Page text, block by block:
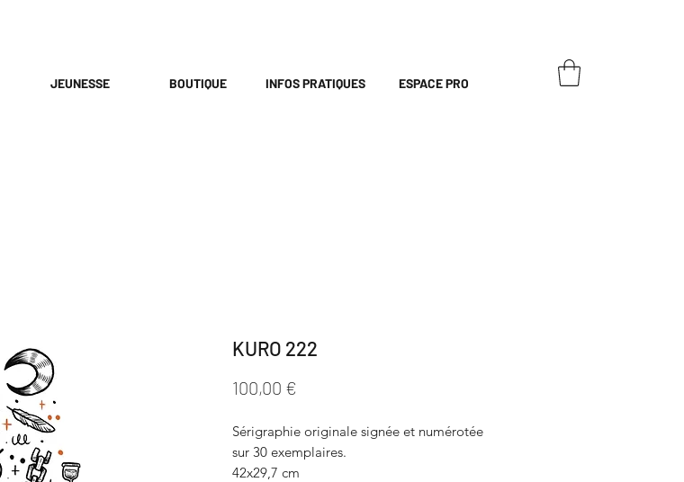
JEUNESSE BOUTIQUE INFOS PRATIQUES ESPACE PRO
KURO 222
100,00 €
Sérigraphie originale signée et numérotée
sur 30 exemplaires.
42x29,7 cm